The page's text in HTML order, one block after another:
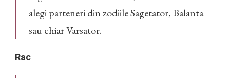
alegi parteneri din zodiile Sagetator, Balanta
sau chiar Varsator.
Rac